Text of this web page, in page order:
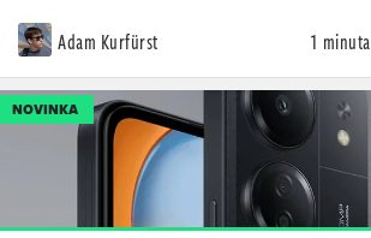
Adam Kurfürst 1 minuta
NOVINKA